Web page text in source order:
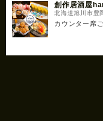
創作居酒屋
北海道旭川市豊
カウンター席